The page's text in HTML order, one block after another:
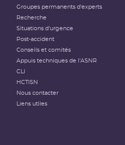
Groupes permanents d'experts
Recherche
Situations d'urgence
Post-accident
Conseils et comités
Appuis techniques de l'ASNR
CLI
HCTISN
Nous contacter
Liens utiles